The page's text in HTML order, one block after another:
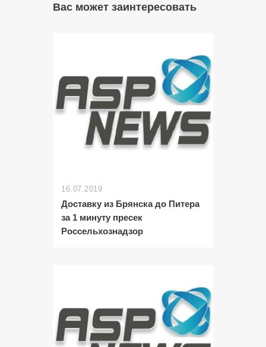
Вас может заинтересовать
16.07.2019
Доставку из Брянска до Питера
за 1 минуту пресек
Россельхознадзор